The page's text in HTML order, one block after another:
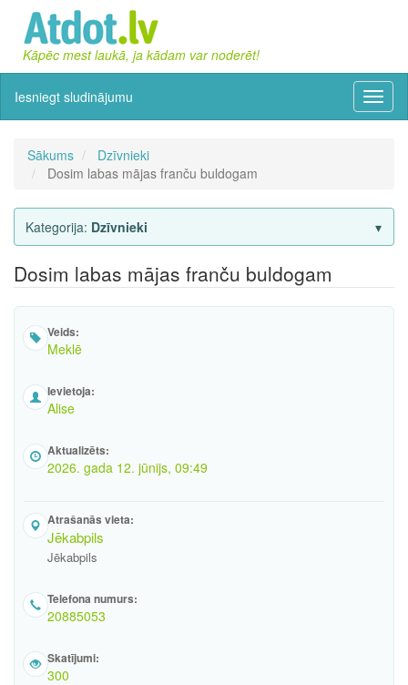
Kāpēc mest laukā, ja kādam var noderēt!
Iesniegt sludinājumu
Sākums
Dzīvnieki
Dosim labas mājas franču buldogam
Kategorija: Dzīvnieki
Dosim labas mājas franču buldogam
Veids:
Meklē
Ievietoja:
Alise
Aktualizēts:
2026. gada 12. jūnijs, 09:49
Atrašanās vieta:
Jēkabpils
Jēkabpils
Telefona numurs:
20885053
Skatījumi:
300